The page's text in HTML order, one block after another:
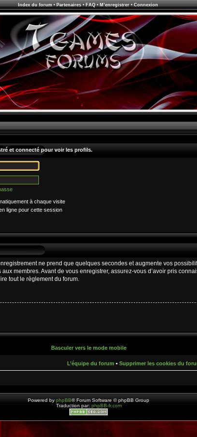
Index du forum• Partenaires• FAQ• M’enregistrer• Connexion
et connecté pour voir les profils.
à chaque visite
ligne pour cette session
ne prend que quelques secondes et augmente vos
membres. Avant de vous enregistrer, assurez-vous d’avoir pris
tout le règlement du forum.
Basculer vers le mode mobile
L’équipe du forum • Supprimer les cookies du
Powered by phpBB® Forum Software © phpBB Group
Traduction par: phpBB-fr.com